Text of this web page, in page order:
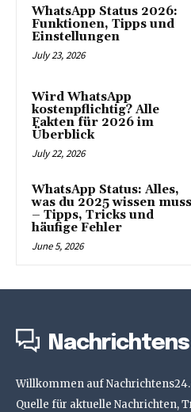
WhatsApp Status 2026:
Funktionen, Tipps und
Einstellungen
July 23, 2026
Wird WhatsApp
kostenpflichtig? Alle
Fakten für 2026 im
Überblick
July 22, 2026
WhatsApp Status: Alles,
was du 2025 wissen
– Tipps, Tricks und
häufige Fehler
June 5, 2026
Nachrichtens
Willkommen auf
Quelle für aktuelle Nachrichten,